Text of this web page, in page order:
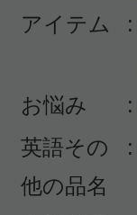
アイテム
:
お悩み
:
英語その
他の品名
: